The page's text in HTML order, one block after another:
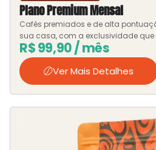
Plano Premium Mensal
Cafés premiados e de alta
sua casa, com a exclusividade que
R$99,90/ mês
Ver Mais Detalhes